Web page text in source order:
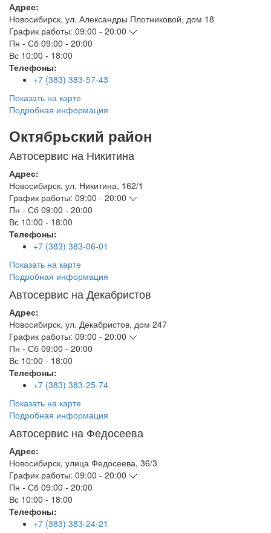
Адрес:
Новосибирск, ул. Александры Плотниковой, дом 18
График работы: 09:00 - 20:00
Пн - Сб 09:00 - 20:00
Вс 10:00 - 18:00
Телефоны:
+7 (383) 383-57-43
Показать на карте
Подробная информация
Октябрьский район
Автосервис на Никитина
Адрес:
Новосибирск, ул. Никитина, 162/1
График работы: 09:00 - 20:00
Пн - Сб 09:00 - 20:00
Вс 10:00 - 18:00
Телефоны:
+7 (383) 383-06-01
Показать на карте
Подробная информация
Автосервис на Декабристов
Адрес:
Новосибирск, ул. Декабристов, дом 247
График работы: 09:00 - 20:00
Пн - Сб 09:00 - 20:00
Вс 10:00 - 18:00
Телефоны:
+7 (383) 383-25-74
Показать на карте
Подробная информация
Автосервис на Федосеева
Адрес:
Новосибирск, улица Федосеева, 36/3
График работы: 09:00 - 20:00
Пн - Сб 09:00 - 20:00
Вс 10:00 - 18:00
Телефоны:
+7 (383) 383-24-21